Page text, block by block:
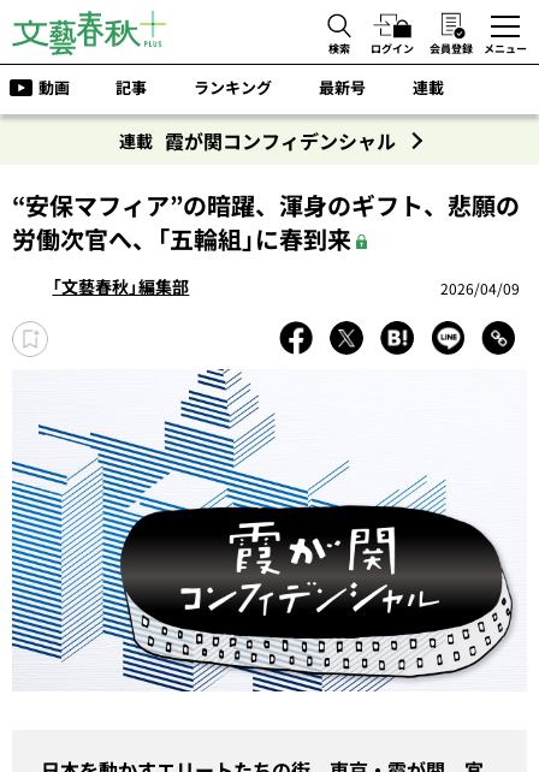
検索 ログイン 会員登録 メニュー
動画 記事 ランキング 最新号 連載
連載 霞が関コンフィデンシャル
“安保マフィア”の暗躍、渾身のギフト、悲願の
労働次官へ、「五輪組」に春到来
「文藝春秋」編集部 2026/04/09